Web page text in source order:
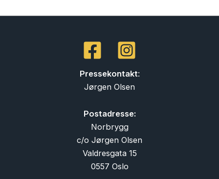
Pressekontakt:
Jørgen Olsen
Postadresse:
Norbrygg
c/o Jørgen Olsen
Valdresgata 15
0557 Oslo